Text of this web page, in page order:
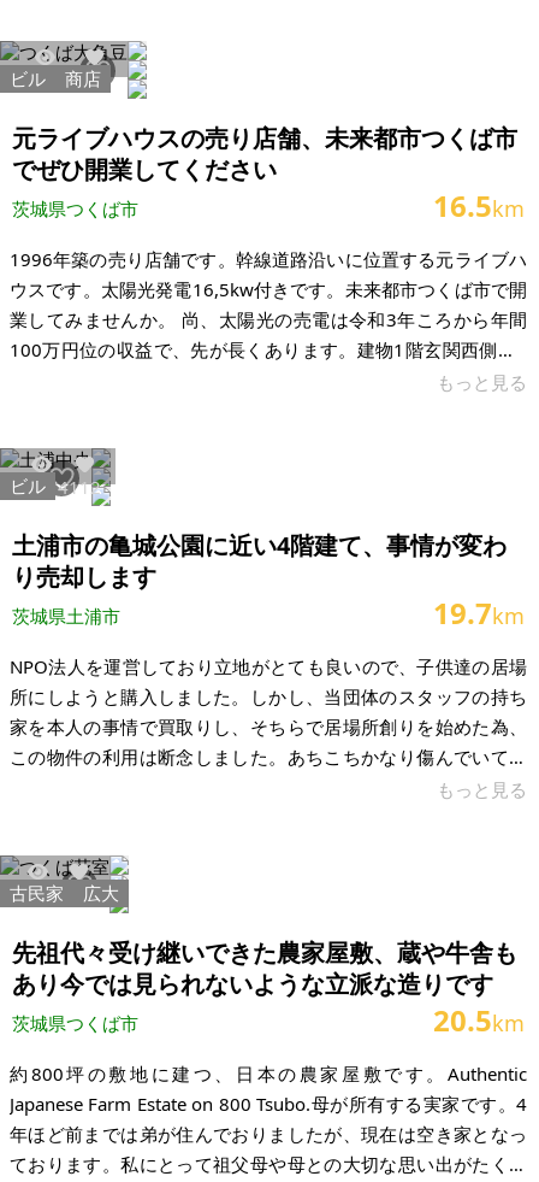
棟は木造平屋、1棟はモルタル造り2階建て 構造：木造平屋、モ
ルタル造り2階建て 現況：空き家 希望価格：350万円 ※現状有
姿、および公簿売買でのお取引きとなります。
31785 45
ビル 商店
元ライブハウスの売り店舗、未来都市つくば市
でぜひ開業してください
茨城県つくば市 16.5km
1996年築の売り店舗です。幹線道路沿いに位置する元ライブハ
ウスです。太陽光発電16,5kw付きです。未来都市つくば市で開
業してみませんか。 尚、太陽光の売電は令和3年ころから年間
100万円位の収益で、先が長くあります。建物1階玄関西側、2
階玄関東側につきましては、1階を店舗として利用し、2階は貸
ブハウスとして前年まで営業していました。現在空き店舗駐車
場があり、24時間、車の往来が激しい場所です。茨城県つくば
市大角豆交差点付近です。 【物件概要】※古屋付土地（現状渡
し）となり
もっと見る
20974112
ビル
土浦市の亀城公園に近い4階建て、事情が変わ
り売却します
茨城県土浦市 19.7km
NPO法人を運営しており立地がとても良いので、子供達の居場
所にしようと購入しました。しかし、当団体のスタッフの持ち
家を本人の事情で買取りし、そちらで居場所創りを始めた為、
この物件の利用は断念しました。あちこちかなり傷んでいて、
床もべこべこです。いつでも売買と引渡し可能です。 建物自体
が、中身は全て処分しました。残置物撤去代も売買代金に含め
ますので、そのまま引き取ってくださる方を希望します。目の
前には亀城公園があり、街中ですが静かな住宅街です。隣は倉
庫として使われているそうですので
もっと見る
2873 19
古民家 広大
先祖代々受け継いできた農家屋敷、蔵や牛舎も
あり今では見られないような立派な造りです
茨城県つくば市 20.5km
約800坪の敷地に建つ、日本の農家屋敷です。Authentic
Japanese Farm Estate on 800 Tsubo.母が所有する実家です。4
年ほど前までは弟が住んでおりましたが、現在は空き家となっ
ております。私にとって祖父母や母との大切な思い出がたくさ